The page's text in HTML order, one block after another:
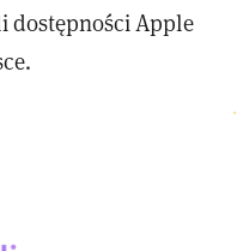
dostępności Apple